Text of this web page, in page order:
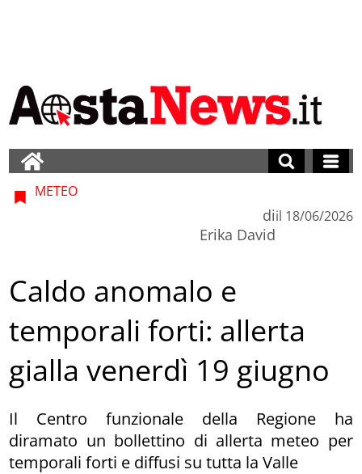
METEO
di
Erika David
il 18/06/2026
Caldo anomalo e
temporali forti: allerta
gialla venerdì 19 giugno
Il Centro funzionale della Regione ha
diramato un bollettino di allerta meteo per
temporali forti e diffusi su tutta la Valle